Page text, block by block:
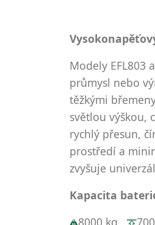
Modely EFL803
průmysl nebo
těžkými
světlou výškou,
rychlý přesun,
prostředí a
zvyšuje
Kapacita
8000 kg 70